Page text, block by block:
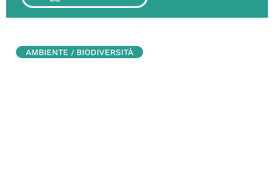
AMBIENTE / BIODIVERSITÀ